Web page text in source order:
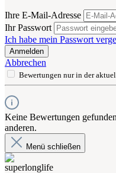
Ihre E-Mail-Adresse
Ihr Passwort
Ich habe mein Passwort
Anmelden
Abbrechen
Bewertungen nur in der
Keine Bewertungen
anderen.
Menü schließen